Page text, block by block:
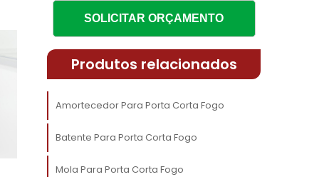
SOLICITAR ORÇAMENTO
Produtos relacionados
Amortecedor Para Porta Corta Fogo
Batente Para Porta Corta Fogo
Mola Para Porta Corta Fogo